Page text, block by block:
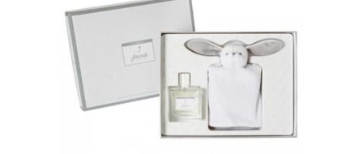
Ajouter au panier